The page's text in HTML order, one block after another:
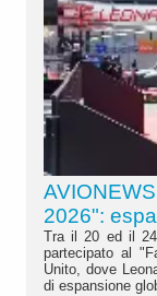
2026":
Tra il 20 ed il 24
partecipato al
Unito, dove
di espansione